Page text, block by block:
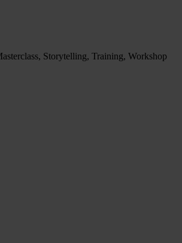
Storytelling, Training, Workshop